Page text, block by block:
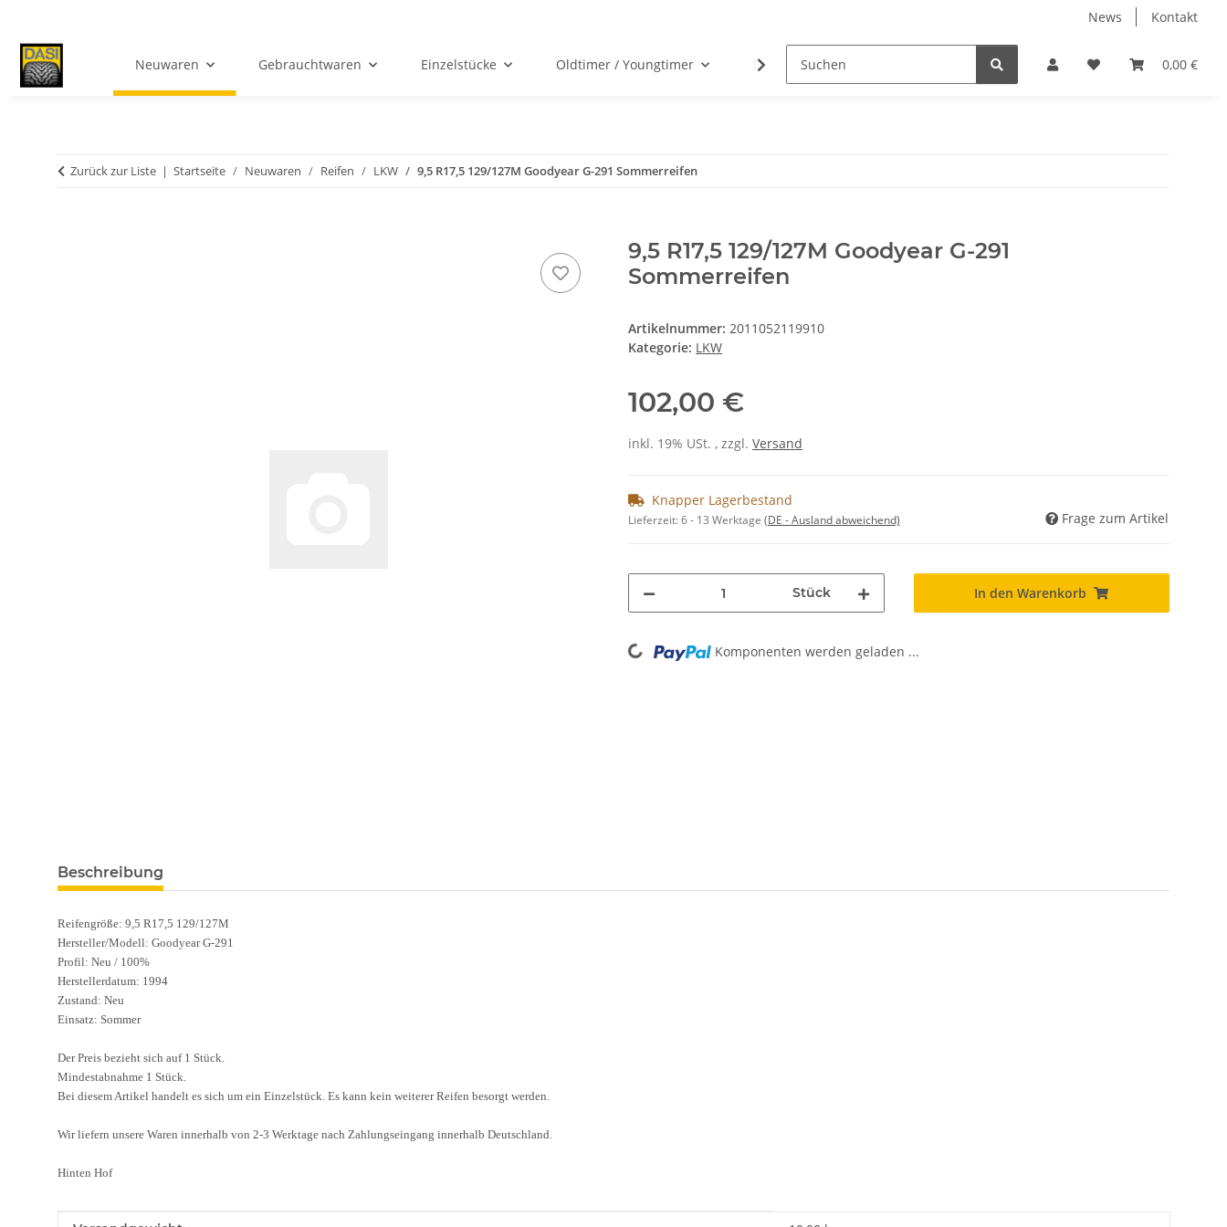
News Kontakt
0,00 €
Neuwaren Gebrauchtwaren Einzelstücke Oldtimer / Youngtimer Nabenabdeckungen % Restposten % Zentrierringe
Zurück zur Liste Startseite Neuwaren Reifen LKW 9,5 R17,5 129/127M Goodyear G-291 Sommerreifen
9,5 R17,5 129/127M Goodyear G-291
Sommerreifen
Artikelnummer: 2011052119910
Kategorie: LKW
102,00 €
inkl. 19% USt. , zzgl. Versand
Knapper Lagerbestand
Lieferzeit:6 - 13 Werktage (DE - Ausland abweichend) Frage zum Artikel
Stück In den Warenkorb
Loading... Komponenten werden geladen ...
Beschreibung
Reifengröße: 9,5 R17,5 129/127M
Hersteller/Modell: Goodyear G-291
Profil: Neu / 100%
Herstellerdatum: 1994
Zustand: Neu
Einsatz: Sommer
Der Preis bezieht sich auf 1 Stück.
Mindestabnahme 1 Stück.
Bei diesem Artikel handelt es sich um ein Einzelstück. Es kann kein weiterer Reifen besorgt werden.
Wir liefern unsere Waren innerhalb von 2-3 Werktage nach Zahlungseingang innerhalb Deutschland.
Hinten Hof